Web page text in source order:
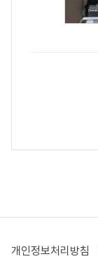
개인정보처리방침